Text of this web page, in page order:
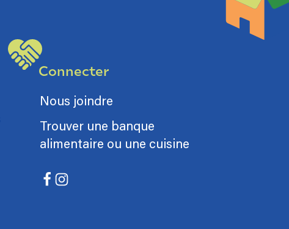
Connecter
Nous joindre
Trouver une banque
alimentaire ou une cuisine